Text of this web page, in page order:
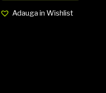
Adauga in Wishlist